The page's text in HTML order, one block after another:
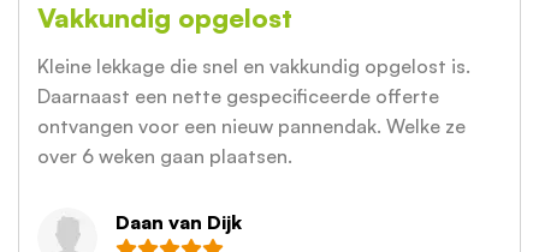
Vakkundig opgelost
Kleine lekkage die snel en vakkundig opgelost is.
Daarnaast een nette gespecificeerde offerte
ontvangen voor een nieuw pannendak. Welke ze
over 6 weken gaan plaatsen.
Daan van Dijk